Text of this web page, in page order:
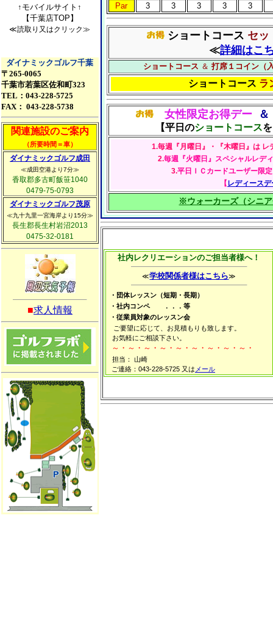
↑モバイルサイト↑
【千葉店TOP】
≪読取り又はクリック≫
ダイナミックゴルフ千葉
〒265-0065
千葉市若葉区佐和町323
TEL：043-228-5725
FAX： 043-228-5738
関連施設のご案内
（所要時間＝車）
ダイナミックゴルフ成田
≪成田空港より7分≫
香取郡多古町飯笹1040
0479-75-0793
ダイナミックゴルフ茂原
≪九十九里一宮海岸より15分≫
長生郡長生村岩沼2013
0475-32-0181
■求人情報
Par
3 3 3 3 3
ショートコース セッ
≪詳細はこ
ショートコース ＆ 打席１コイン（
ショートコース ラ
女性限定お得デー ＆
【平日のショートコースを
1.毎週『月曜日』・『木曜日』は
2.毎週『火曜日』スペシャルレデ
3.平日ＩＣカードユーザー限
【レディースデ
※ウォーカーズ（シニ
社内レクリエーションのご担当者様へ！
≪学校関係者様はこちら≫
・団体レッスン（短期・長期）
・社内コンペ
．．．等
・従業員対象のレッスン会
ご要望に応じて、お見積もりも致します。
お気軽にご相談下さい。
～・～・～・～・～・～・～・～ ・～・
担当： 山崎
ご連絡：043-228-5725 又は メール